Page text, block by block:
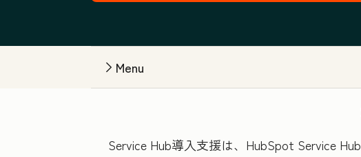
Menu
Service Hub導入支援は、HubSpot Service